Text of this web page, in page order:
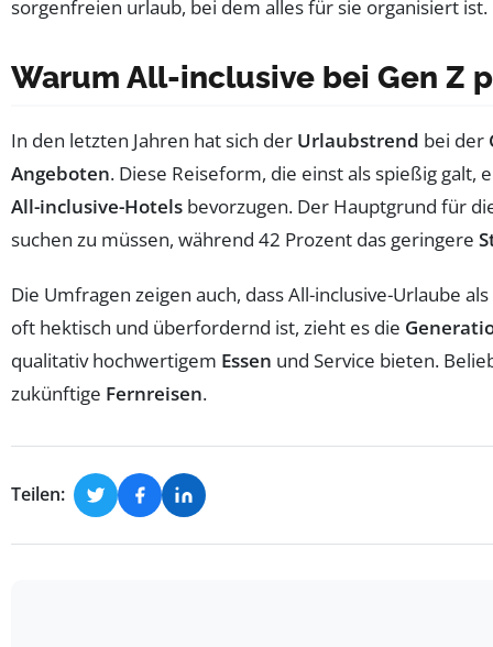
Warum All-inclusive bei Gen Z
In den letzten Jahren hat sich der Urlaubstrend bei der
Angeboten. Diese Reiseform, die einst als spießig
All-inclusive-Hotels bevorzugen. Der Hauptgrund für
suchen zu müssen, während 42 Prozent das geringere
Die Umfragen zeigen auch, dass All-inclusive-Urlaube
oft hektisch und überfordernd ist, zieht es die
qualitativ hochwertigem Essen und Service bieten.
zukünftige Fernreisen.
Teilen: